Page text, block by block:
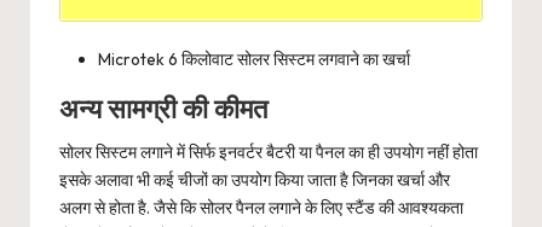
Microtek 6 किलोवाट सोलर सिस्टम लगवाने का खर्चा
अन्य सामग्री की कीमत
सोलर सिस्टम लगाने में सिर्फ इनवर्टर बैटरी या पैनल का ही उपयोग नहीं होता
इसके अलावा भी कई चीजों का उपयोग किया जाता है जिनका खर्चा और
अलग से होता है. जैसे कि सोलर पैनल लगाने के लिए स्टैंड की आवश्यकता